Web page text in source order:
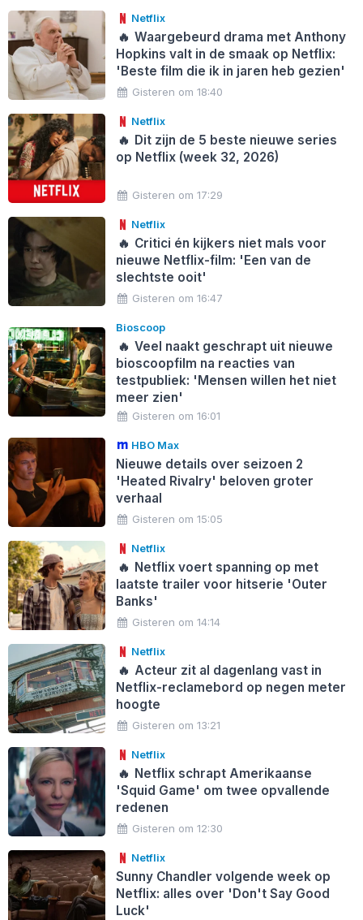
Netflix
🔥 Waargebeurd drama met Anthony
Hopkins valt in de smaak op Netflix:
'Beste film die ik in jaren heb gezien'
Gisteren om 18:40
Netflix
🔥 Dit zijn de 5 beste nieuwe series
op Netflix (week 32, 2026)
Gisteren om 17:29
Netflix
🔥 Critici én kijkers niet mals voor
nieuwe Netflix-film: 'Een van de
slechtste ooit'
Gisteren om 16:47
Bioscoop
🔥 Veel naakt geschrapt uit nieuwe
bioscoopfilm na reacties van
testpubliek: 'Mensen willen het niet
meer zien'
Gisteren om 16:01
HBO Max
Nieuwe details over seizoen 2
'Heated Rivalry' beloven groter
verhaal
Gisteren om 15:05
Netflix
🔥 Netflix voert spanning op met
laatste trailer voor hitserie 'Outer
Banks'
Gisteren om 14:14
Netflix
🔥 Acteur zit al dagenlang vast in
Netflix-reclamebord op negen meter
hoogte
Gisteren om 13:21
Netflix
🔥 Netflix schrapt Amerikaanse
'Squid Game' om twee opvallende
redenen
Gisteren om 12:30
Netflix
Sunny Chandler volgende week op
Netflix: alles over 'Don't Say Good
Luck'